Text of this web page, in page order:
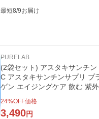
最短8/9お届け
PURELAB
(2袋セット) アスタキサンチ
C アスタキサンチンサプリ プ
ゲン エイジングケア 飲む 紫外
24%OFF価格
3,490円